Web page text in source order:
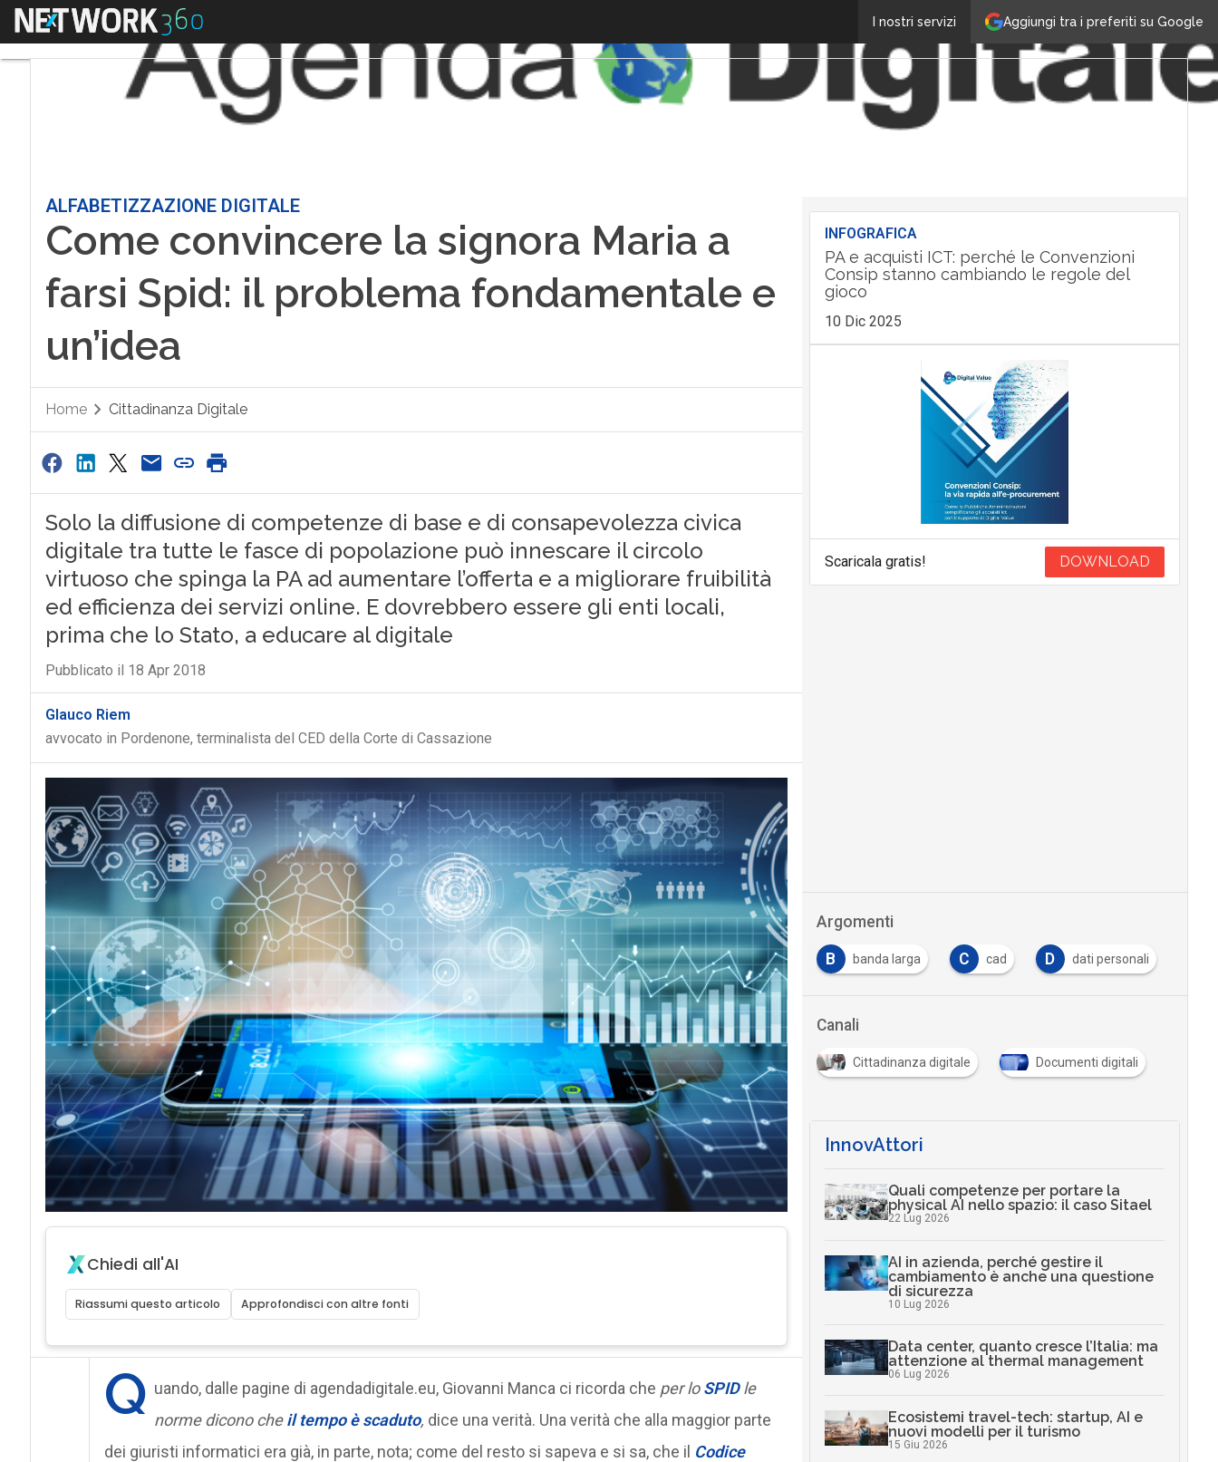
Aggiungi tra i preferiti su Google
I nostri servizi
Menu
ALFABETIZZAZIONE DIGITALE
Come convincere la signora Maria a
farsi Spid: il problema fondamentale e
un’idea
Home Cittadinanza Digitale
Solo la diffusione di competenze di base e di consapevolezza civica
digitale tra tutte le fasce di popolazione può innescare il circolo
virtuoso che spinga la PA ad aumentare l’offerta e a migliorare fruibilità
ed efficienza dei servizi online. E dovrebbero essere gli enti locali,
prima che lo Stato, a educare al digitale
Pubblicato il 18 Apr 2018
Glauco Riem
avvocato in Pordenone, terminalista del CED della Corte di Cassazione
Chiedi all'AI
Riassumi questo articolo Approfondisci con altre fonti
Q uando, dalle pagine di agendadigitale.eu, Giovanni Manca ci ricorda che per loSPID le
norme dicono cheil tempo è scaduto, dice una verità. Una verità che alla maggior parte
dei giuristi informatici era già, in parte, nota; come del resto si sapeva e si sa, che il Codice
INFOGRAFICA
PA e acquisti ICT: perché le Convenzioni
Consip stanno cambiando le regole del
gioco
10 Dic 2025
Scaricala gratis! DOWNLOAD
Argomenti
Agid Agenzia per l'Italia Digitale B banda larga C cad D dati personali
Canali
Cittadinanza digitale Documenti digitali
InnovAttori
Quali competenze per portare la
physical AI nello spazio: il caso Sitael
22 Lug 2026
AI in azienda, perché gestire il
cambiamento è anche una questione
di sicurezza
10 Lug 2026
Data center, quanto cresce l’Italia: ma
attenzione al thermal management
06 Lug 2026
Ecosistemi travel-tech: startup, AI e
nuovi modelli per il turismo
15 Giu 2026